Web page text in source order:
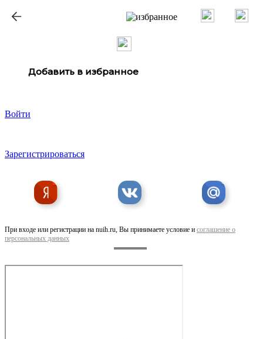
Добавить в избранное
Войти
Зарегистрироваться
При входе или регистрации на nuih.ru, Вы принимаете условие и соглашение о
персональных данных